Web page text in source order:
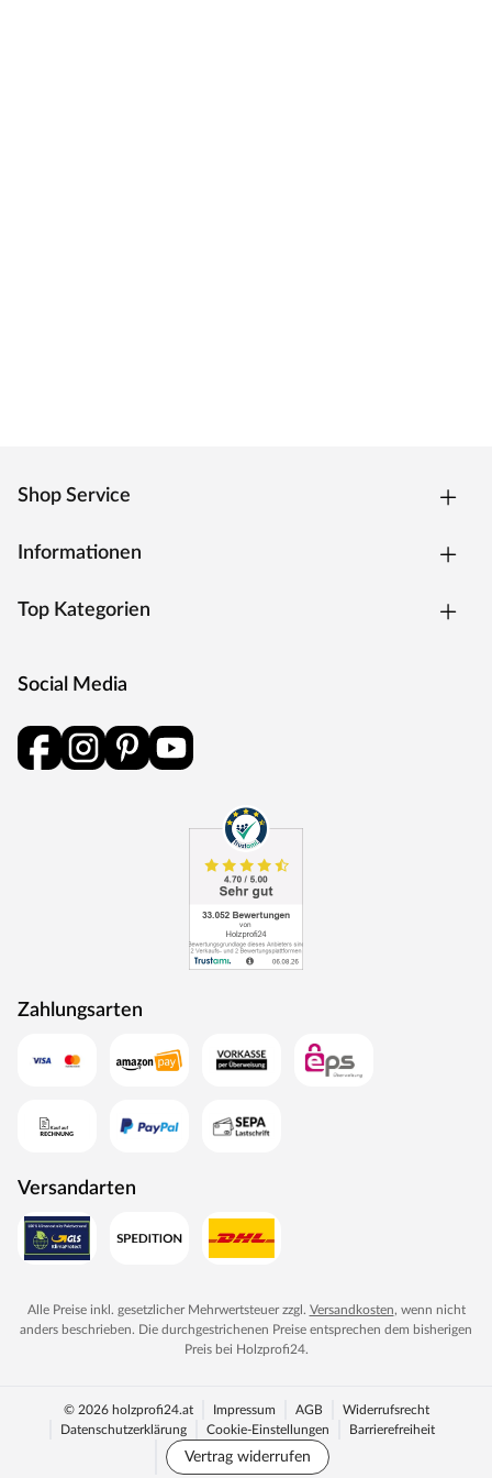
Shop Service
Informationen
Top Kategorien
Social Media
Zahlungsarten
Versandarten
Alle Preise inkl. gesetzlicher Mehrwertsteuer zzgl. Versandkosten, wenn nicht
anders beschrieben. Die durchgestrichenen Preise entsprechen dem bisherigen
Preis bei Holzprofi24.
© 2026 holzprofi24.at Impressum AGB
Widerrufsrecht
Datenschutzerklärung
Cookie-Einstellungen Barrierefreiheit
Vertrag widerrufen